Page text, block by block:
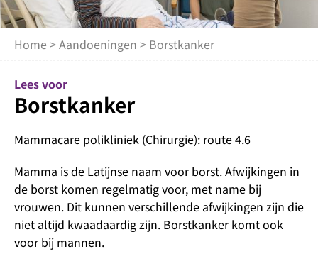
Home >Aandoeningen > Borstkanker
Lees voor
Borstkanker
Mammacare polikliniek (Chirurgie): route 4.6
Mamma is de Latijnse naam voor borst. Afwijkingen in
de borst komen regelmatig voor, met name bij
vrouwen. Dit kunnen verschillende afwijkingen zijn die
niet altijd kwaadaardig zijn. Borstkanker komt ook
voor bij mannen.